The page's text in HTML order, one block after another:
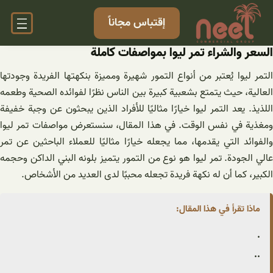
تخطى
المحتوى
إقتباس مجاناً
السعر والشراء تمر لیوا بمواصفات كاملة
التمر ليوا يُعتبر من أنواع التمور شهيرة ومميزة بنكهتها الفريدة وجودتها
العالية، حيث يتمتع بشعبية كبيرة بين الناس نظرًا لفوائده الصحية وطعمه
اللذيذ. يعد التمر ليوا خيارًا مثاليًا للأفراد الذين يبحثون عن وجبة خفيفة
ومغذية في نفس الوقت. في هذا المقال، سنستعرض مواصفات تمر ليوا
والفوائد التي يقدمها، مما يجعله خيارًا مثاليًا للعملاء الباحثين عن تمر
عالي الجودة. تمر ليوا هو نوع من التمور يتميز بلونه البني الداكن وحجمه
الكبير، كما أن له نكهة فريدة تجعله محببًا لدى العديد من الأشخاص.
ماذا تقرأ في هذا المقال:
.
..